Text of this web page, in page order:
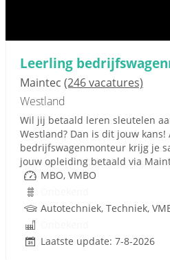
Leerling
Maintec (246 vacatures)
Westland
Wil jij betaald leren sleutelen
Westland? Dan is dit jouw kans!
bedrijfswagenmonteur krijg je
jouw opleiding betaald via
MBO, VMBO
Autotechniek, Techniek,
Laatste update: 7-8-2026